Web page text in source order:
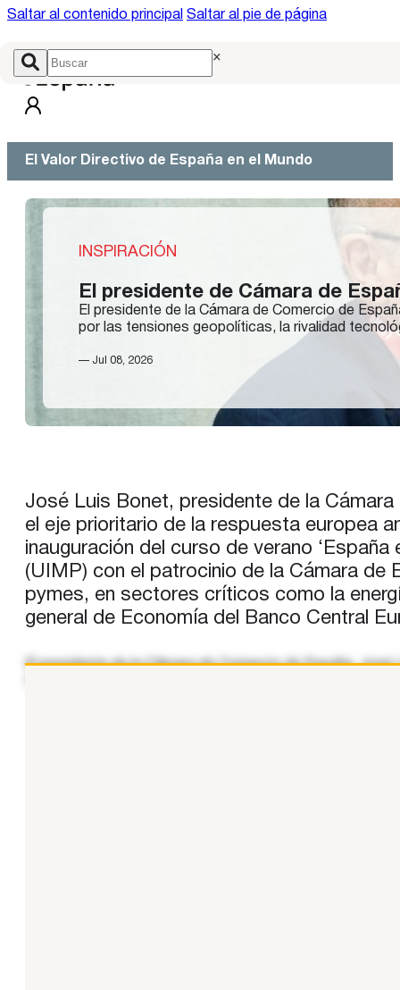
Saltar al contenido principal Saltar al pie de página
×
El Valor Directivo de España en el Mundo
INSPIRACIÓN
El presidente de Cámara de
El presidente de la Cámara de Comercio de
por las tensiones geopolíticas, la rivalidad
— Jul 08, 2026
José Luis Bonet, presidente de la
el eje prioritario de la respuesta europea
inauguración del curso de verano
(UIMP) con el patrocinio de la Cámara
pymes, en sectores críticos como la
general de Economía del Banco Central
El presidente de la Cámara de Comercio de España,